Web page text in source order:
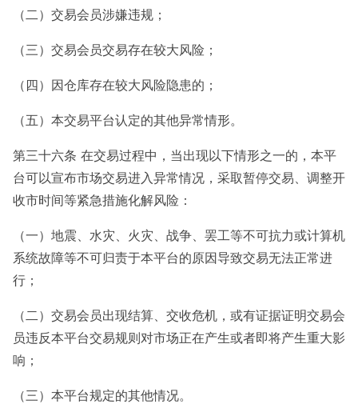
（二）交易会员涉嫌违规；
（三）交易会员交易存在较大风险；
（四）因仓库存在较大风险隐患的；
（五）本交易平台认定的其他异常情形。
第三十六条 在交易过程中，当出现以下情形之一的，本平
台可以宣布市场交易进入异常情况，采取暂停交易、调整开
收市时间等紧急措施化解风险：
（一）地震、水灾、火灾、战争、罢工等不可抗力或计算机
系统故障等不可归责于本平台的原因导致交易无法正常进
行；
（二）交易会员出现结算、交收危机，或有证据证明交易会
员违反本平台交易规则对市场正在产生或者即将产生重大影
响；
（三）本平台规定的其他情况。